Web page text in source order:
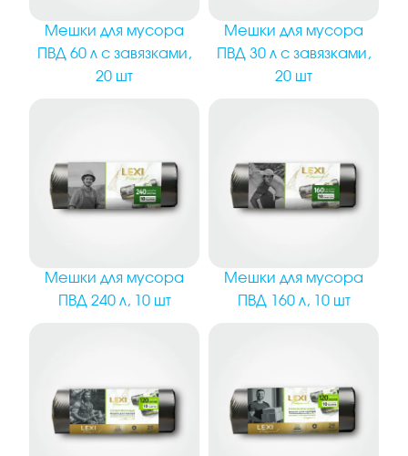
Мешки для мусора
ПВД 60 л с завязками,
20 шт
Мешки для мусора
ПВД 30 л с завязками,
20 шт
Мешки для мусора
ПВД 240 л, 10 шт
Мешки для мусора
ПВД 160 л, 10 шт